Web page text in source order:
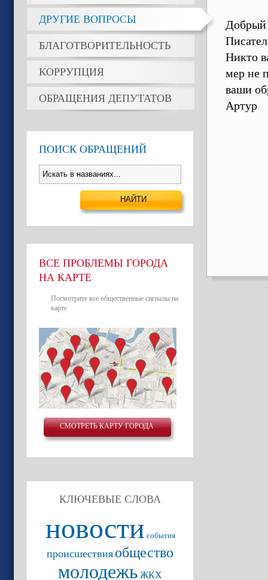
ДРУГИЕ ВОПРОСЫ
БЛАГОТВОРИТЕЛЬНОСТЬ
КОРРУПЦИЯ
ОБРАЩЕНИЯ ДЕПУТАТОВ
ПОИСК ОБРАЩЕНИЙ
ВСЕ ПРОБЛЕМЫ ГОРОДА
НА КАРТЕ
Посмотрите все общественные сигналы на
карте
СМОТРЕТЬ КАРТУ ГОРОДА
КЛЮЧЕВЫЕ СЛОВА
новости события
происшествия общество
молодежь ЖКХ
Добрый
Никто
мер не
ваши
Артур